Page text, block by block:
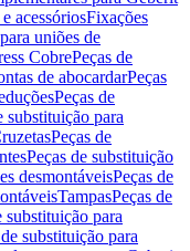
acessóriosFixações
uniões de
CobrePeças de
de abocardarPeças
Peças de
substituição para
Peças de
Peças de substituição
desmontáveisPeças de
TampasPeças de
substituição para
substituição para